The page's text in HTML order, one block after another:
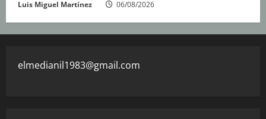
Luis Miguel Martínez 06/08/2026
elmedianil1983@gmail.com